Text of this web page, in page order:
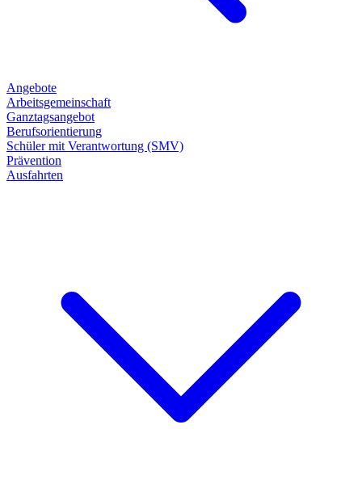
Angebote
Arbeitsgemeinschaft
Ganztagsangebot
Berufsorientierung
Schüler mit Verantwortung (SMV)
Prävention
Ausfahrten